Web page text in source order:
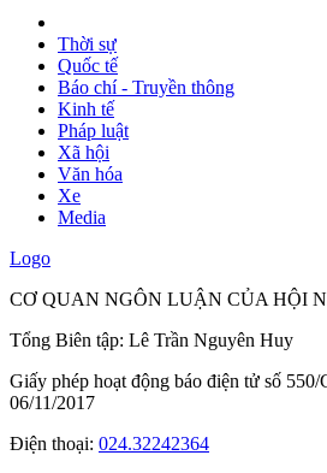
Thời sự
Quốc tế
Báo chí - Truyền thông
Kinh tế
Pháp luật
Xã hội
Văn hóa
Xe
Media
Logo
CƠ QUAN NGÔN LUẬN CỦA HỘI
Tổng Biên tập: Lê Trần Nguyên Huy
Giấy phép hoạt động báo điện tử số
06/11/2017
Điện thoại: 024.32242364